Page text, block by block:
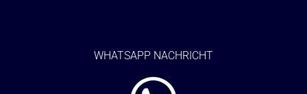
WHATSAPP NACHRICHT